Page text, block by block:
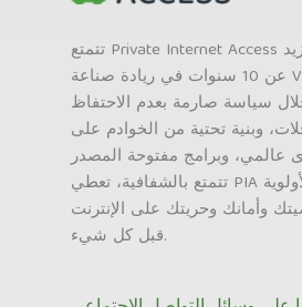
تتمتع Private Internet Access بخبرة تزيد
عن 10 سنوات في ريادة صناعة VPN. من
سياسة صارمة بعدم الاحتفاظ
وبنية تحتية من الخوادم على
عالمي، وبرامج مفتوحة المصدر
تتمتع بالشفافية، تعطي PIA الأولوية
وأمانك وحريتك على الإنترنت
قبل كل شيء.